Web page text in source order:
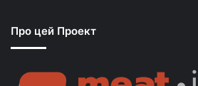
п
о
Про цей Проект